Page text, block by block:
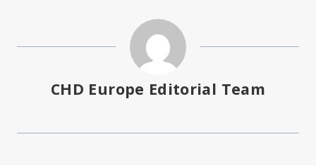
CHD Europe Editorial Team